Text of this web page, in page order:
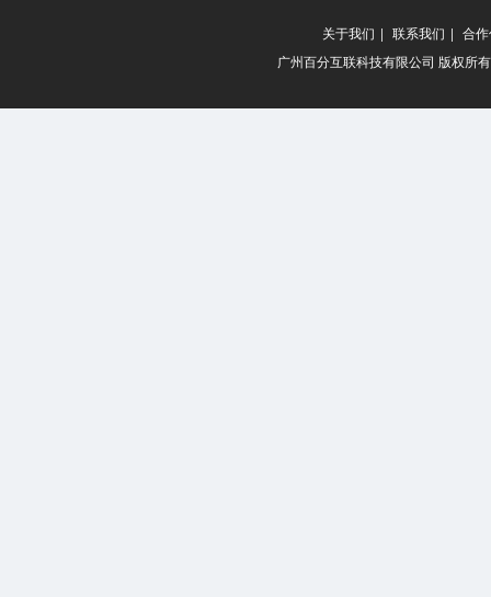
关于我们 | 联系我们 | 合
广州百分互联科技有限公司 版权所